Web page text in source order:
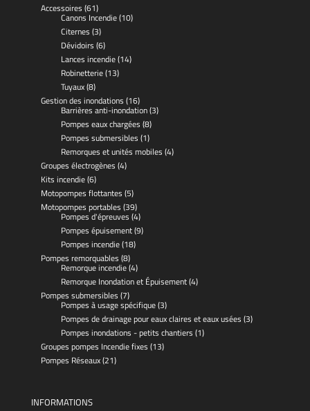
Accessoires (61)
Canons Incendie(10)
Citernes (3)
Dévidoirs (6)
Lances incendie(14)
Robinetterie(13)
Tuyaux(8)
Gestion des inondations (16)
Barrières anti-inondation(3)
Pompes eaux chargées (8)
Pompes submersibles (1)
Remorques et unités mobiles (4)
Groupes électrogènes (4)
Kits incendie(6)
Motopompes flottantes (5)
Motopompes portables (39)
Pompes d'épreuves (4)
Pompes épuisement(9)
Pompes incendie(18)
Pompes remorquables (8)
Remorque incendie(4)
Remorque Inondation et Épuisement(4)
Pompes submersibles (7)
Pompes à usage spécifique(3)
Pompes de drainage pour eaux claires et eaux usées (3)
Pompes inondations - petits chantiers (1)
Groupes pompes Incendie fixes (13)
Pompes Réseaux(21)
INFORMATIONS